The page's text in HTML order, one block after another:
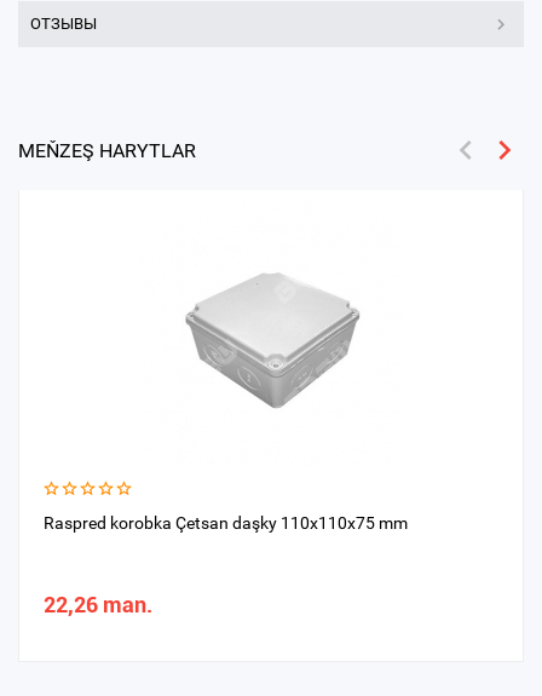
ОТЗЫВЫ
MEŇZEŞ HARYTLAR
Raspred korobka Çetsan daşky 110x110x75 mm
22,26 man.